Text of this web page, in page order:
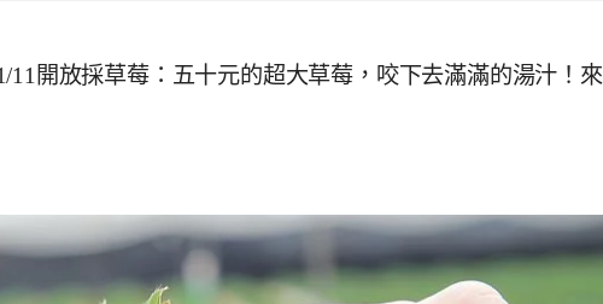
11開放採草莓：五十元的超大草莓，咬下去滿滿的湯汁！來